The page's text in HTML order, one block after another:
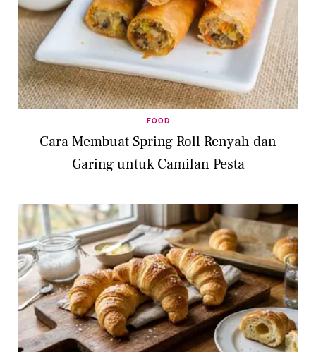
FOOD
Cara Membuat Spring Roll Renyah dan
Garing untuk Camilan Pesta